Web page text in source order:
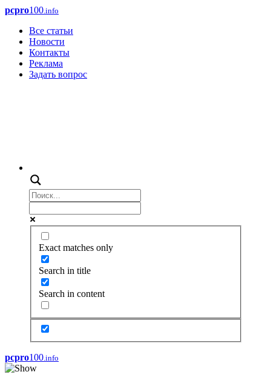
pcpro100.info
Все статьи
Новости
Контакты
Реклама
Задать вопрос
Exact matches only
Search in title
Search in content
pcpro100.info